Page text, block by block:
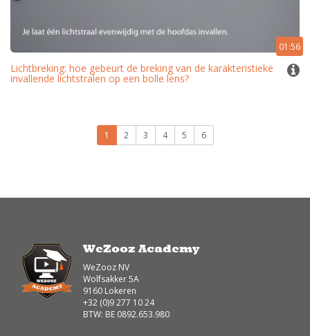
01:56
Lichtbreking: hoe gebeurt de breking van de karakteristieke
invallende lichtstralen op een bolle lens?
1 2 3 4 5 6
WeZooz Academy
WeZooz NV
Wolfsakker 5A
9160 Lokeren
+32 (0)9 277 10 24
BTW: BE 0892.653.980